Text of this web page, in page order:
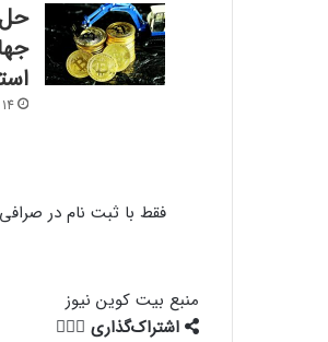
14 شهریور 1401
فقط با ثبت نام در صرافی ارز پلاس
منبع بیت کوین نیوز
اشتراک‌گذاری